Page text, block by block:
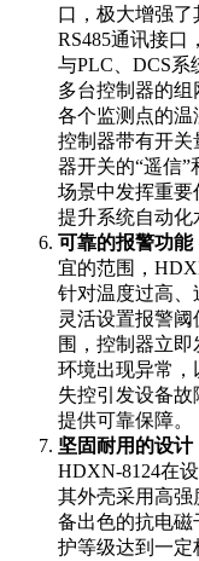
口，极大增强
RS485通讯接口
与PLC、DCS
多台控制器的
各个监测点的温
控制器带有开关
器开关的“遥信”
场景中发挥重要
提升系统自动化
可靠的报警功能
宜的范围，
针对温度过高、
灵活设置报警
围，控制器立
环境出现异常
失控引发设备
提供可靠保障。
坚固耐用的设计
HDXN-8124在
其外壳采用高
备出色的抗电
护等级达到一定